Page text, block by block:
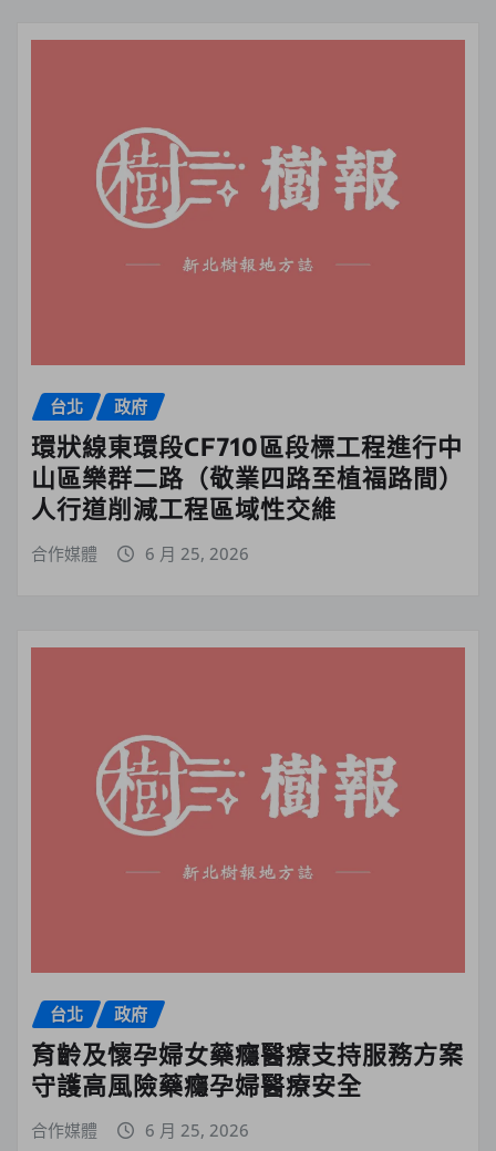
台北 政府
環狀線東環段CF710區段標工程進行中
山區樂群二路（敬業四路至植福路間）
人行道削減工程區域性交維
合作媒體 6 月 25, 2026
台北 政府
育齡及懷孕婦女藥癮醫療支持服務方案
守護高風險藥癮孕婦醫療安全
合作媒體 6 月 25, 2026